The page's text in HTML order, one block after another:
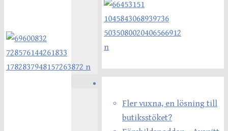
Fler vuxna, en lösning till
butiksstöket?